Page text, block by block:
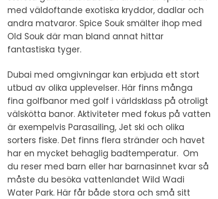
med väldoftande exotiska kryddor, dadlar och
andra matvaror. Spice Souk smälter ihop med
Old Souk där man bland annat hittar
fantastiska tyger.
Dubai med omgivningar kan erbjuda ett stort
utbud av olika upplevelser. Här finns många
fina golfbanor med golf i världsklass på otroligt
välskötta banor. Aktiviteter med fokus på vatten
är exempelvis Parasailing, Jet ski och olika
sorters fiske. Det finns flera stränder och havet
har en mycket behaglig badtemperatur. Om
du reser med barn eller har barnasinnet kvar så
måste du besöka vattenlandet Wild Wadi
Water Park. Här får både stora och små sitt